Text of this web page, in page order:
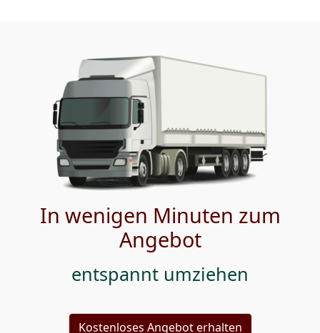
In wenigen Minuten zum
Angebot
entspannt umziehen
Kostenloses Angebot erhalten